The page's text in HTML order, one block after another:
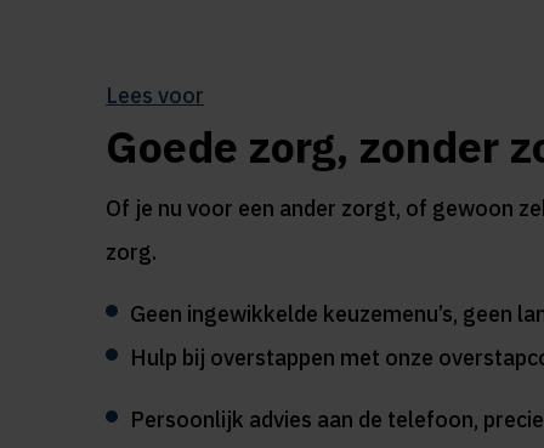
Lees voor
Goede zorg, zonder
Of je nu voor een ander zorgt, of gewoon
zorg.
Geen ingewikkelde keuzemenu’s, geen
Hulp bij overstappen met onze
Persoonlijk advies aan de telefoon,